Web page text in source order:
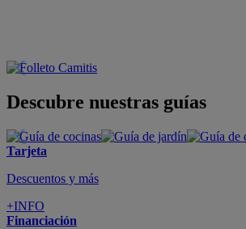
Descubre nuestras guías
Tarjeta
Descuentos y más
+INFO
Financiación